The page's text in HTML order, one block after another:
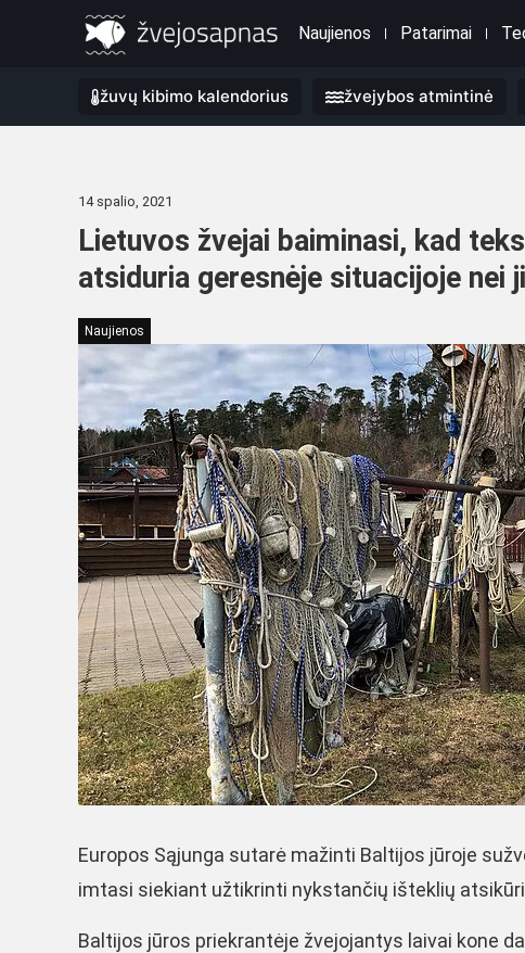
Naujienos Patarimai
žuvų kibimo kalendorius žvejybos atmintinė
14 spalio, 2021
Lietuvos žvejai baiminasi, kad
atsiduria geresnėje situacijoje nei
Naujienos
Europos Sąjunga sutarė mažinti Baltijos jūroje
imtasi siekiant užtikrinti nykstančių išteklių
Baltijos jūros priekrantėje žvejojantys laivai kone